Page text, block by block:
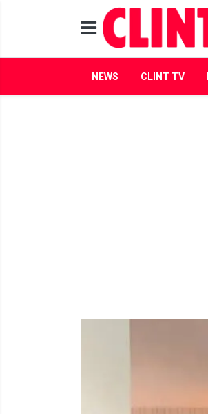
NEWS CLINT TV